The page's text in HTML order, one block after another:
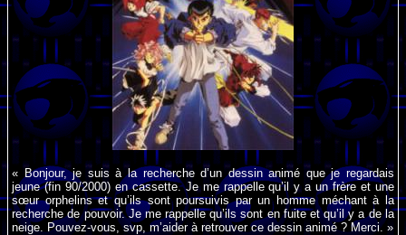
« Bonjour, je suis à la recherche d’un dessin animé que je regardais
jeune (fin 90/2000) en cassette. Je me rappelle qu’il y a un frère et une
sœur orphelins et qu’ils sont poursuivis par un homme méchant à la
recherche de pouvoir. Je me rappelle qu’ils sont en fuite et qu’il y a de la
neige. Pouvez-vous, svp, m’aider à retrouver ce dessin animé ? Merci. »